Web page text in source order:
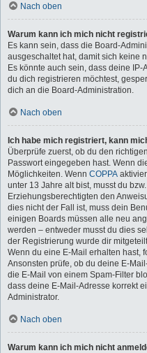
Nach oben
Warum kann ich mich nicht
Es kann sein, dass die Board-
ausgeschaltet hat, damit sich keine
Es könnte auch sein, dass deine
du dich registrieren möchtest,
dich an die Board-Administration.
Nach oben
Ich habe mich registriert, kann
Überprüfe zuerst, ob du den
Passwort eingegeben hast. Wenn
Möglichkeiten. Wenn COPPA
unter 13 Jahre alt bist, musst du
Erziehungsberechtigten den
dies nicht der Fall ist, muss dein
einigen Boards müssen alle neu
werden – entweder musst du dies
der Registrierung wurde dir
Wenn du eine E-Mail erhalten hast,
Ansonsten prüfe, ob du deine E-
die E-Mail von einem Spam-Filter
dass deine E-Mail-Adresse korrekt
Administrator.
Nach oben
Warum kann ich mich nicht